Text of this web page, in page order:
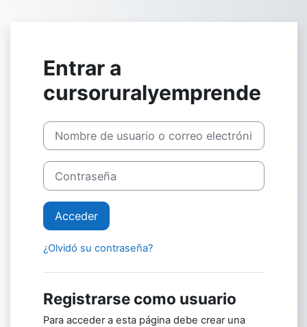
Entrar a
cursoruralyemprende
Saltar a creación de una nueva cuenta
Nombre de usuario o correo electrónico
Contraseña
Acceder
¿Olvidó su contraseña?
Registrarse como usuario
Para acceder a esta página debe crear una